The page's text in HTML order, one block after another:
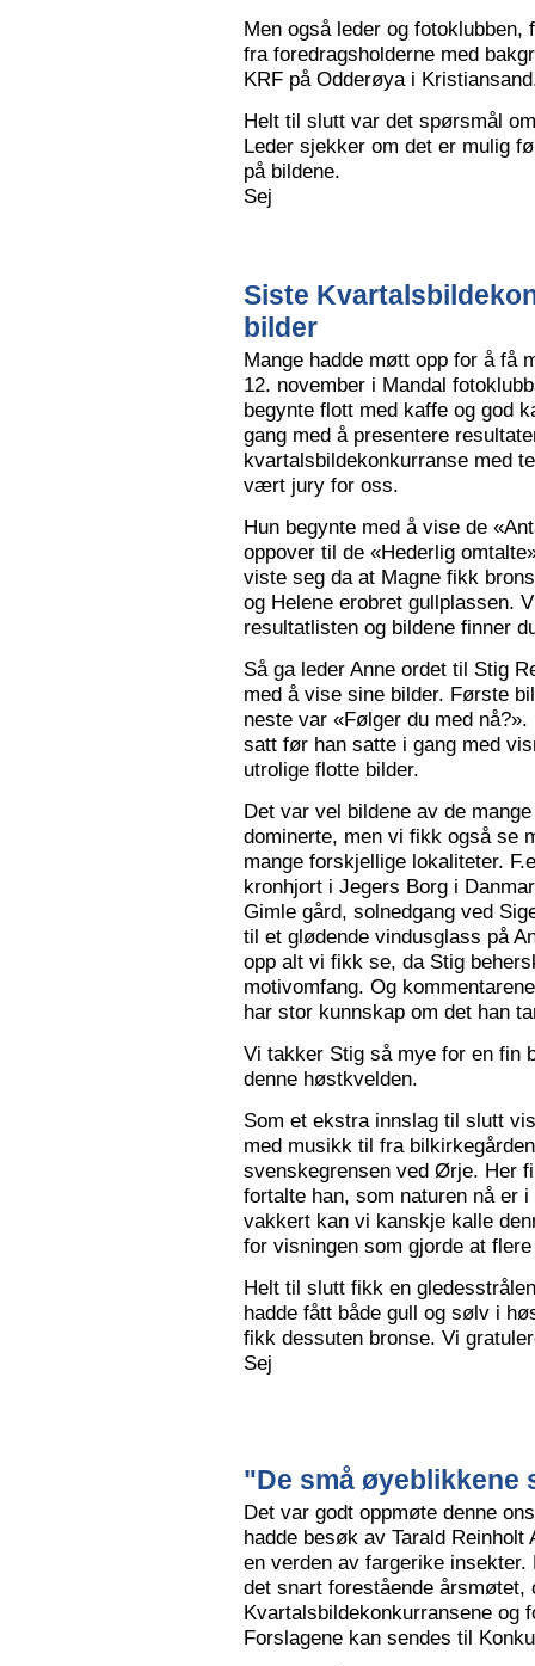
Men også leder og
fra foredragsholderne med
KRF på Odderøya i
Helt til slutt var det spørsmål
Leder sjekker om det er mulig
på bildene.
Sej
Siste
bilder
Mange hadde møtt opp for å få
12. november i Mandal
begynte flott med kaffe og god
gang med å presentere
kvartalsbildekonkurranse med
vært jury for oss.
Hun begynte med å vise de
oppover til de «Hederlig
viste seg da at Magne fikk
og Helene erobret gullplassen.
resultatlisten og bildene finner
Så ga leder Anne ordet til Stig
med å vise sine bilder. Første
neste var «Følger du med
satt før han satte i gang med
utrolige flotte bilder.
Det var vel bildene av de
dominerte, men vi fikk også se
mange forskjellige lokaliteter.
kronhjort i Jegers Borg i
Gimle gård, solnedgang ved
til et glødende vindusglass på
opp alt vi fikk se, da Stig
motivomfang. Og
har stor kunnskap om det han
Vi takker Stig så mye for en fin
denne høstkvelden.
Som et ekstra innslag til slutt
med musikk til fra
svenskegrensen ved Ørje. Her
fortalte han, som naturen nå er
vakkert kan vi kanskje kalle
for visningen som gjorde at
Helt til slutt fikk en
hadde fått både gull og sølv i
fikk dessuten bronse. Vi
Sej
"De små øyeblikkene
Det var godt oppmøte denne
hadde besøk av Tarald
en verden av fargerike
det snart forestående
Kvartalsbildekonkurransene og
Forslagene kan sendes til